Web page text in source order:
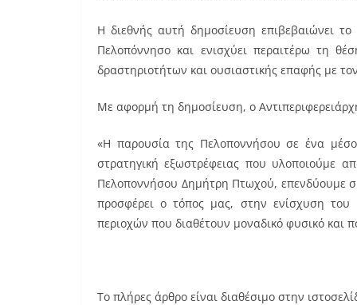
Η διεθνής αυτή δημοσίευση επιβεβαιώνει
Πελοπόννησο και ενισχύει περαιτέρω τη
δραστηριοτήτων και ουσιαστικής επαφής με
Με αφορμή τη δημοσίευση, ο
«Η παρουσία της Πελοποννήσου σε ένα
στρατηγική εξωστρέφειας που υλοποιούμε
Πελοποννήσου Δημήτρη Πτωχού, επενδύουμε
προσφέρει ο τόπος μας, στην ενίσχυση του
περιοχών που διαθέτουν μοναδικό φυσικό και
Το πλήρες άρθρο είναι διαθέσιμο στην